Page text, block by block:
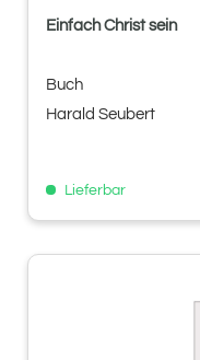
Einfach Christ sein
Buch
Harald Seubert
Lieferbar